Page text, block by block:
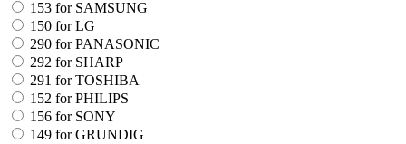
153 for SAMSUNG
150 for LG
290 for PANASONIC
292 for SHARP
291 for TOSHIBA
152 for PHILIPS
156 for SONY
149 for GRUNDIG